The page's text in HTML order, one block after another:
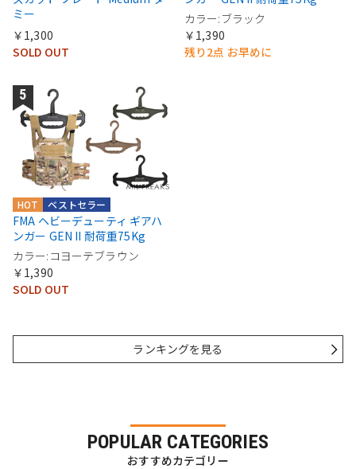
ミー
￥1,300
SOLD OUT
カラー:ブラック
￥1,390
残り2点 お早めに
ベストセラー
HOT
FMA ヘビーデューティ ギアハ
ンガー GEN II 耐荷重75Kg
カラー:コヨーテブラウン
￥1,390
SOLD OUT
ランキングを見る
POPULAR CATEGORIES
おすすめカテゴリー